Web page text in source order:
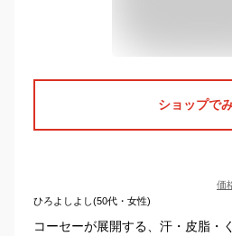
ショップで
価
ひろよしよし(50代・女性)
コーセーが展開する、汗・皮脂・